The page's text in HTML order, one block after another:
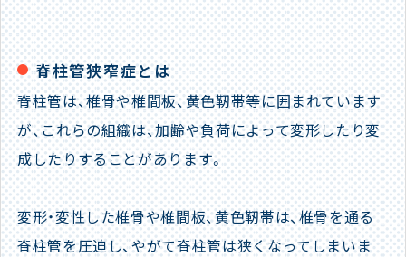
脊柱管狭窄症とは
脊柱管は、椎骨や椎間板、黄色靭帯等に囲まれています
が、これらの組織は、加齢や負荷によって変形したり変
成したりすることがあります。
変形・変性した椎骨や椎間板、黄色靭帯は、椎骨を通る
脊柱管を圧迫し、やがて脊柱管は狭くなってしまいま